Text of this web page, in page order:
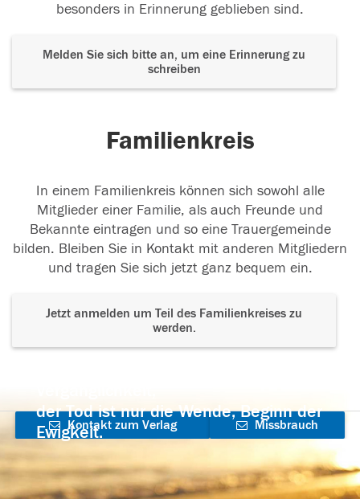
besonders in Erinnerung geblieben sind.
Melden Sie sich bitte an, um eine Erinnerung zu
schreiben
Familienkreis
In einem Familienkreis können sich sowohl alle
Mitglieder einer Familie, als auch Freunde und
Bekannte eintragen und so eine Trauergemeinde
bilden. Bleiben Sie in Kontakt mit anderen Mitgliedern
und tragen Sie sich jetzt ganz bequem ein.
Jetzt anmelden um Teil des Familienkreises zu
werden.
der Tod ist nur die Wende, Beginn der
Ewigkeit.
Kontakt zum Verlag
aufnehmen
Missbrauch